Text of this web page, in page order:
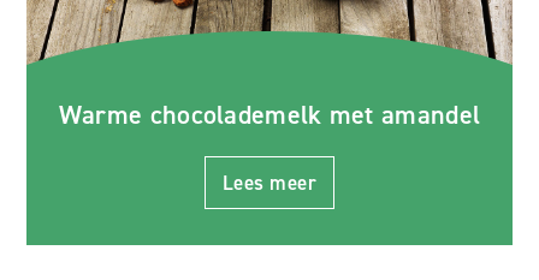
Warme chocolademelk met amandel
Lees meer